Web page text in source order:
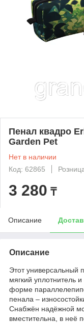
Пенал квадро
Garden Pet
Нет в наличии
Код: 62865
3 280 ₸
Описание
Описание
Этот универсальный
мягкий уплотнитель
форме
пенала –
Снабжён надёжной
вместительна, в неё